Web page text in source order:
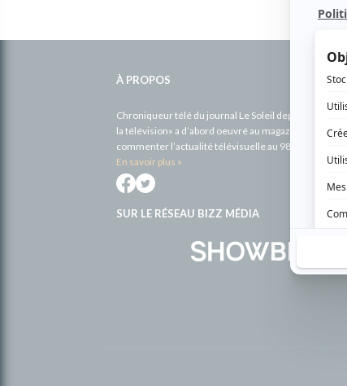
À PROPOS
Chroniqueur télé du journal Le Soleil depuis 2001,
la télévision» a d’abord oeuvré au magazine TV
commenter l’actualité télévisuelle au 98,5.
En savoir plus »
SUR LE RÉSEAU BIZZ MÉDIA